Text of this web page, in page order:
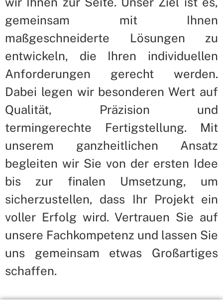
gemeinsam mit Ihnen
maßgeschneiderte Lösungen zu
entwickeln, die Ihren individuellen
Anforderungen gerecht werden.
Dabei legen wir besonderen Wert auf
Qualität, Präzision und
termingerechte Fertigstellung. Mit
unserem ganzheitlichen Ansatz
begleiten wir Sie von der ersten Idee
bis zur finalen Umsetzung, um
sicherzustellen, dass Ihr Projekt ein
voller Erfolg wird. Vertrauen Sie auf
unsere Fachkompetenz und lassen Sie
uns gemeinsam etwas Großartiges
schaffen.